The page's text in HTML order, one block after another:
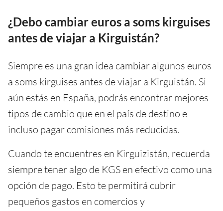
¿Debo cambiar euros a soms kirguises
antes de viajar a Kirguistán?
Siempre es una gran idea cambiar algunos euros
a soms kirguises antes de viajar a Kirguistán. Si
aún estás en España, podrás encontrar mejores
tipos de cambio que en el país de destino e
incluso pagar comisiones más reducidas.
Cuando te encuentres en Kirguizistán, recuerda
siempre tener algo de KGS en efectivo como una
opción de pago. Esto te permitirá cubrir
pequeños gastos en comercios y